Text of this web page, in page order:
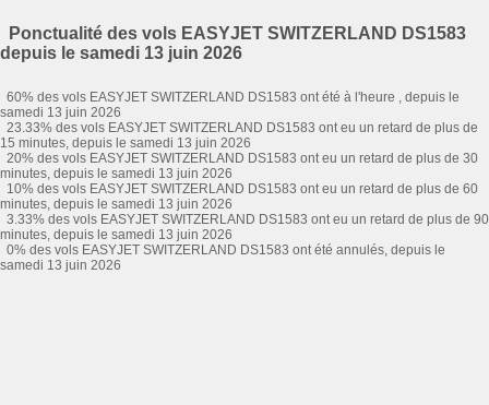
Ponctualité des vols EASYJET SWITZERLAND DS1583
depuis le samedi 13 juin 2026
60% des vols EASYJET SWITZERLAND DS1583 ont été à l'heure , depuis le
samedi 13 juin 2026
23.33% des vols EASYJET SWITZERLAND DS1583 ont eu un retard de plus de
15 minutes, depuis le samedi 13 juin 2026
20% des vols EASYJET SWITZERLAND DS1583 ont eu un retard de plus de 30
minutes, depuis le samedi 13 juin 2026
10% des vols EASYJET SWITZERLAND DS1583 ont eu un retard de plus de 60
minutes, depuis le samedi 13 juin 2026
3.33% des vols EASYJET SWITZERLAND DS1583 ont eu un retard de plus de 90
minutes, depuis le samedi 13 juin 2026
0% des vols EASYJET SWITZERLAND DS1583 ont été annulés, depuis le
samedi 13 juin 2026